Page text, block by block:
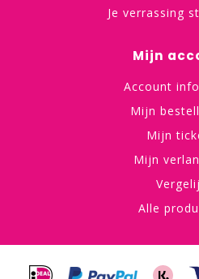
Je verrassing
Mijn
Account
Mijn
Mijn
Mijn
Alle